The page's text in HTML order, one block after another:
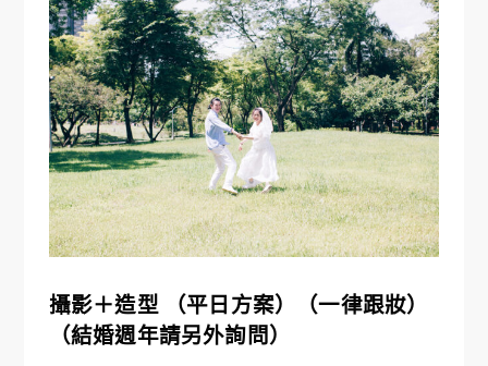
攝影＋造型 （平日方案）（一律跟妝）
（結婚週年請另外詢問）